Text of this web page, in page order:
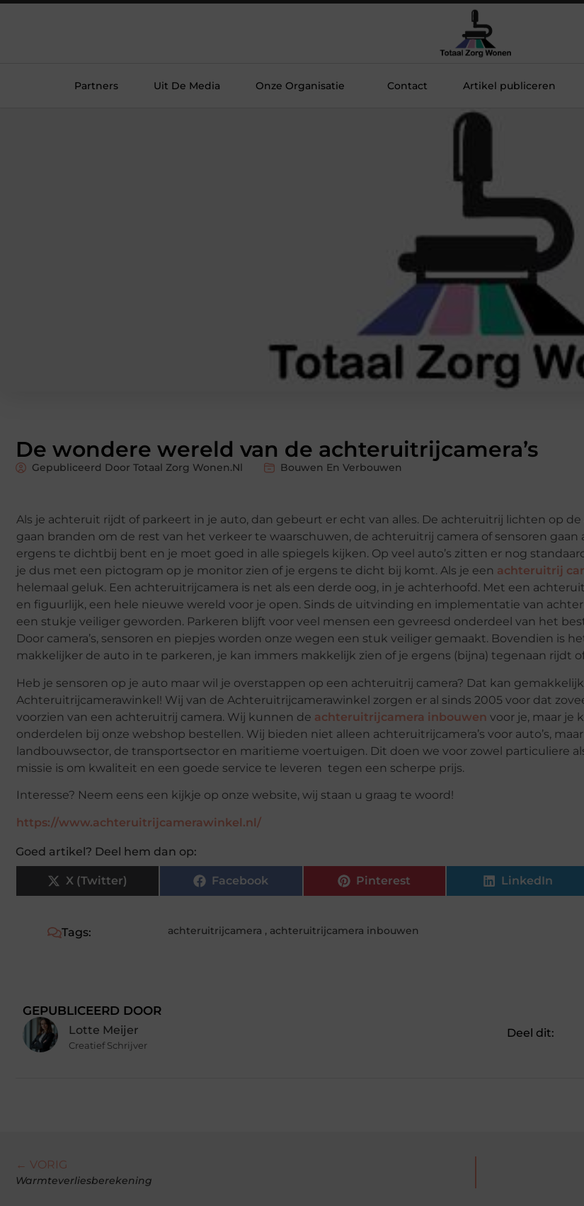
Partners Uit De Media Onze Organisatie Contact Artikel publiceren
De wondere wereld van de achteruitrijcamera’s
Gepubliceerd Door Totaal Zorg Wonen.nl Bouwen En Verbouwen
Als je achteruit rijdt of parkeert in je auto, dan gebeurt er echt van alles. De achteruitrij lichten op
gaan branden om de rest van het verkeer te waarschuwen, de achteruitrij camera of sensoren gaan
ergens te dichtbij bent en je moet goed in alle spiegels kijken. Op veel auto’s zitten er nog
je dus met een pictogram op je monitor zien of je ergens te dicht bij komt. Als je een achteruitrij
helemaal geluk. Een achteruitrijcamera is net als een derde oog, in je achterhoofd. Met een
en figuurlijk, een hele nieuwe wereld voor je open. Sinds de uitvinding en implementatie van
een stukje veiliger geworden. Parkeren blijft voor veel mensen een gevreesd onderdeel van het
Door camera’s, sensoren en piepjes worden onze wegen een stuk veiliger gemaakt. Bovendien is
makkelijker de auto in te parkeren, je kan immers makkelijk zien of je ergens (bijna) tegenaan rijdt
Heb je sensoren op je auto maar wil je overstappen op een achteruitrij camera? Dat kan
Achteruitrijcamerawinkel! Wij van de Achteruitrijcamerawinkel zorgen er al sinds 2005 voor dat
voorzien van een achteruitrij camera. Wij kunnen de achteruitrijcamera inbouwen voor je, maar je
onderdelen bij onze webshop bestellen. Wij bieden niet alleen achteruitrijcamera’s voor auto’s,
landbouwsector, de transportsector en maritieme voertuigen. Dit doen we voor zowel particuliere
missie is om kwaliteit en een goede service te leveren tegen een scherpe prijs.
Interesse? Neem eens een kijkje op onze website, wij staan u graag te woord!
https://www.achteruitrijcamerawinkel.nl/
Goed artikel? Deel hem dan op:
X (Twitter) Facebook Pinterest LinkedIn
Tags: achteruitrijcamera , achteruitrijcamera inbouwen
GEPUBLICEERD DOOR
Lotte Meijer
Creatief Schrijver
Deel dit:
← VORIG
Warmteverliesberekening